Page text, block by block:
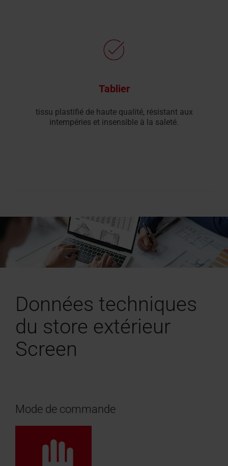
Tablier
tissu plastifié de haute qualité, résistant aux
intempéries et insensible à la saleté.
Données techniques
du store extérieur
Screen
Mode de commande